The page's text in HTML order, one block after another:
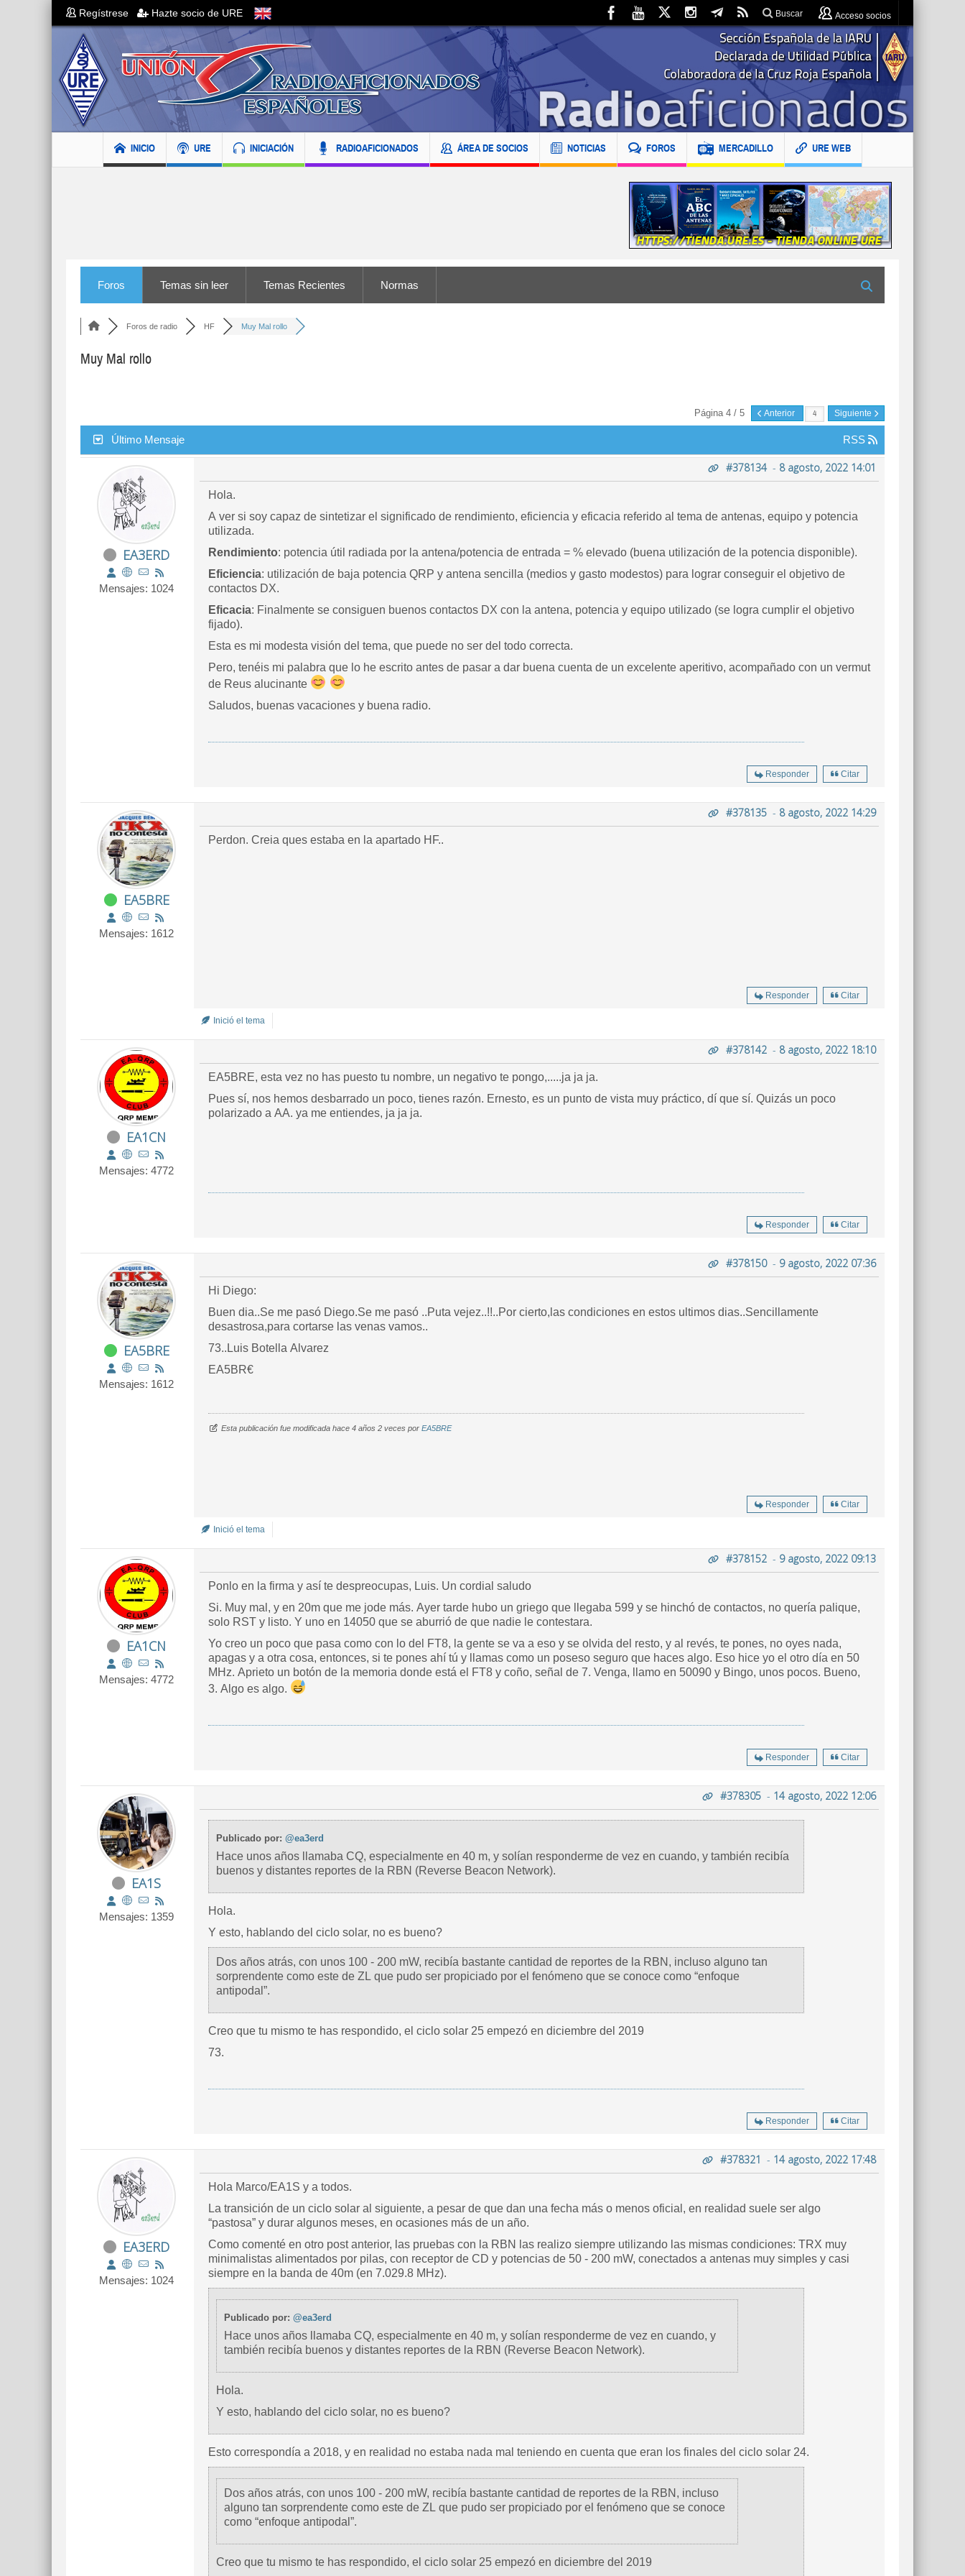
Regístrese Hazte socio de URE Buscar Acceso socios
INICIO URE INICIACIÓN RADIOAFICIONADOS ÁREA DE SOCIOS NOTICIAS FOROS MERCADILLO URE WEB
Foros Temas sin leer Temas Recientes Normas
Foros de radio HF Muy Mal rollo
Muy Mal rollo
Página 4 / 5 Anterior Siguiente
Último Mensaje RSS
EA3ERD
Mensajes: 1024
#378134- 8 agosto, 2022 14:01
Hola.
A ver si soy capaz de sintetizar el significado de rendimiento, eficiencia y eficacia referido al tema de antenas, equipo y potencia
utilizada.
Rendimiento: potencia útil radiada por la antena/potencia de entrada = % elevado (buena utilización de la potencia disponible).
Eficiencia: utilización de baja potencia QRP y antena sencilla (medios y gasto modestos) para lograr conseguir el objetivo de
contactos DX.
Eficacia: Finalmente se consiguen buenos contactos DX con la antena, potencia y equipo utilizado (se logra cumplir el objetivo
fijado).
Esta es mi modesta visión del tema, que puede no ser del todo correcta.
Pero, tenéis mi palabra que lo he escrito antes de pasar a dar buena cuenta de un excelente aperitivo, acompañado con un vermut
de Reus alucinante
Saludos, buenas vacaciones y buena radio.
Responder Citar
EA5BRE
Mensajes: 1612
#378135 - 8 agosto, 2022 14:29
Perdon. Creia ques estaba en la apartado HF..
Responder Citar
Inició el tema
EA1CN
Mensajes: 4772
#378142 - 8 agosto, 2022 18:10
EA5BRE, esta vez no has puesto tu nombre, un negativo te pongo,.....ja ja ja.
Pues sí, nos hemos desbarrado un poco, tienes razón. Ernesto, es un punto de vista muy práctico, dí que sí. Quizás un poco
polarizado a AA. ya me entiendes, ja ja ja.
Responder Citar
EA5BRE
Mensajes: 1612
#378150- 9 agosto, 2022 07:36
Hi Diego:
Buen dia..Se me pasó Diego.Se me pasó ..Puta vejez..!!..Por cierto,las condiciones en estos ultimos dias..Sencillamente
desastrosa,para cortarse las venas vamos..
73..Luis Botella Alvarez
EA5BR€
Esta publicación fue modificada hace 4 años 2 veces por EA5BRE
Responder Citar
Inició el tema
EA1CN
Mensajes: 4772
#378152 - 9 agosto, 2022 09:13
Ponlo en la firma y así te despreocupas, Luis. Un cordial saludo
Si. Muy mal, y en 20m que me jode más. Ayer tarde hubo un griego que llegaba 599 y se hinchó de contactos, no quería palique,
solo RST y listo. Y uno en 14050 que se aburrió de que nadie le contestara.
Yo creo un poco que pasa como con lo del FT8, la gente se va a eso y se olvida del resto, y al revés, te pones, no oyes nada,
apagas y a otra cosa, entonces, si te pones ahí tú y llamas como un poseso seguro que haces algo. Eso hice yo el otro día en 50
MHz. Aprieto un botón de la memoria donde está el FT8 y coño, señal de 7. Venga, llamo en 50090 y Bingo, unos pocos. Bueno,
3. Algo es algo.
Responder Citar
EA1S
Mensajes: 1359
#378305 - 14 agosto, 2022 12:06
Publicado por: @ea3erd
Hace unos años llamaba CQ, especialmente en 40 m, y solían responderme de vez en cuando, y también recibía
buenos y distantes reportes de la RBN (Reverse Beacon Network).
Hola.
Y esto, hablando del ciclo solar, no es bueno?
Dos años atrás, con unos 100 - 200 mW, recibía bastante cantidad de reportes de la RBN, incluso alguno tan
sorprendente como este de ZL que pudo ser propiciado por el fenómeno que se conoce como “enfoque
antipodal”.
Creo que tu mismo te has respondido, el ciclo solar 25 empezó en diciembre del 2019
73.
Responder Citar
EA3ERD
Mensajes: 1024
#378321 - 14 agosto, 2022 17:48
Hola Marco/EA1S y a todos.
La transición de un ciclo solar al siguiente, a pesar de que dan una fecha más o menos oficial, en realidad suele ser algo
“pastosa” y durar algunos meses, en ocasiones más de un año.
Como comenté en otro post anterior, las pruebas con la RBN las realizo siempre utilizando las mismas condiciones: TRX muy
minimalistas alimentados por pilas, con receptor de CD y potencias de 50 - 200 mW, conectados a antenas muy simples y casi
siempre en la banda de 40m (en 7.029.8 MHz).
Publicado por: @ea3erd
Hace unos años llamaba CQ, especialmente en 40 m, y solían responderme de vez en cuando, y
también recibía buenos y distantes reportes de la RBN (Reverse Beacon Network).
Hola.
Y esto, hablando del ciclo solar, no es bueno?
Esto correspondía a 2018, y en realidad no estaba nada mal teniendo en cuenta que eran los finales del ciclo solar 24.
Dos años atrás, con unos 100 - 200 mW, recibía bastante cantidad de reportes de la RBN, incluso
alguno tan sorprendente como este de ZL que pudo ser propiciado por el fenómeno que se conoce
como “enfoque antipodal”.
Creo que tu mismo te has respondido, el ciclo solar 25 empezó en diciembre del 2019